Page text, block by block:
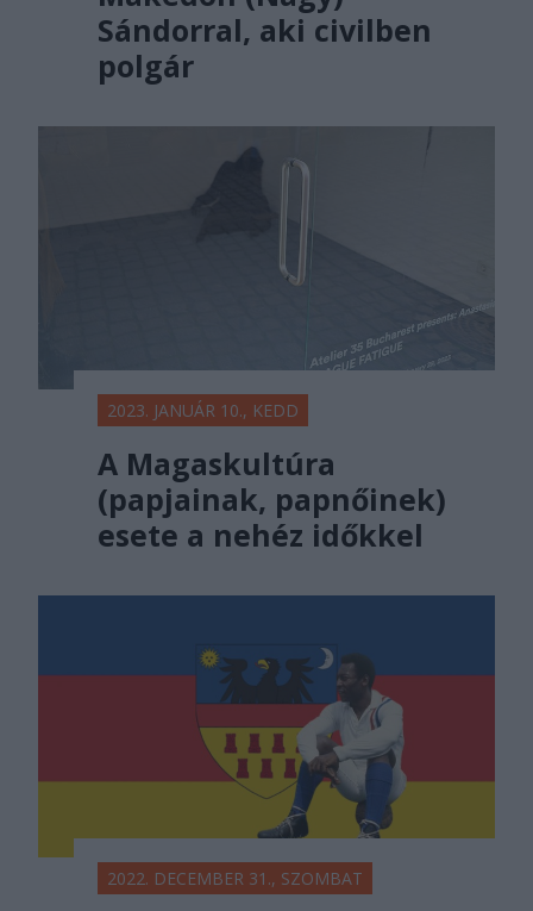
Sándorral, aki civilben
polgár
2023. JANUÁR 10., KEDD
A Magaskultúra
(papjainak, papnőinek)
esete a nehéz időkkel
2022. DECEMBER 31., SZOMBAT